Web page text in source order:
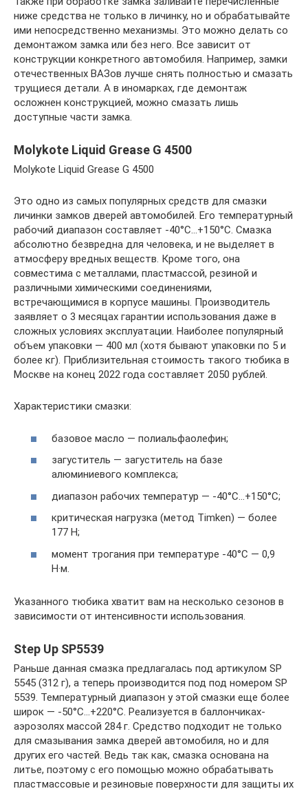
ниже средства не только в личинку, но и обрабатывайте
ими непосредственно механизмы. Это можно делать со
демонтажом замка или без него. Все зависит от
конструкции конкретного автомобиля. Например, замки
отечественных ВАЗов лучше снять полностью и смазать
трущиеся детали. А в иномарках, где демонтаж
осложнен конструкцией, можно смазать лишь
доступные части замка.
Molykote Liquid Grease G 4500
Molykote Liquid Grease G 4500
Это одно из самых популярных средств для смазки
личинки замков дверей автомобилей. Его температурный
рабочий диапазон составляет -40°С…+150°С. Смазка
абсолютно безвредна для человека, и не выделяет в
атмосферу вредных веществ. Кроме того, она
совместима с металлами, пластмассой, резиной и
различными химическими соединениями,
встречающимися в корпусе машины. Производитель
заявляет о 3 месяцах гарантии использования даже в
сложных условиях эксплуатации. Наиболее популярный
объем упаковки — 400 мл (хотя бывают упаковки по 5 и
более кг). Приблизительная стоимость такого тюбика в
Москве на конец 2022 года составляет 2050 рублей.
Характеристики смазки:
базовое масло — полиальфаолефин;
загуститель — загуститель на базе
алюминиевого комплекса;
диапазон рабочих температур — -40°С…+150°С;
критическая нагрузка (метод Timken) — более
177 Н;
момент трогания при температуре -40°С — 0,9
Н·м.
Указанного тюбика хватит вам на несколько сезонов в
зависимости от интенсивности использования.
Step Up SP5539
Раньше данная смазка предлагалась под артикулом SP
5545 (312 г), а теперь производится под под номером SP
5539. Температурный диапазон у этой смазки еще более
широк — -50°С…+220°С. Реализуется в баллончиках-
аэрозолях массой 284 г. Средство подходит не только
для смазывания замка дверей автомобиля, но и для
других его частей. Ведь так как, смазка основана на
литье, поэтому с его помощью можно обрабатывать
пластмассовые и резиновые поверхности для защиты их